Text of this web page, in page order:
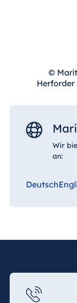
©
Herforder
Wir
an:
Deutsch